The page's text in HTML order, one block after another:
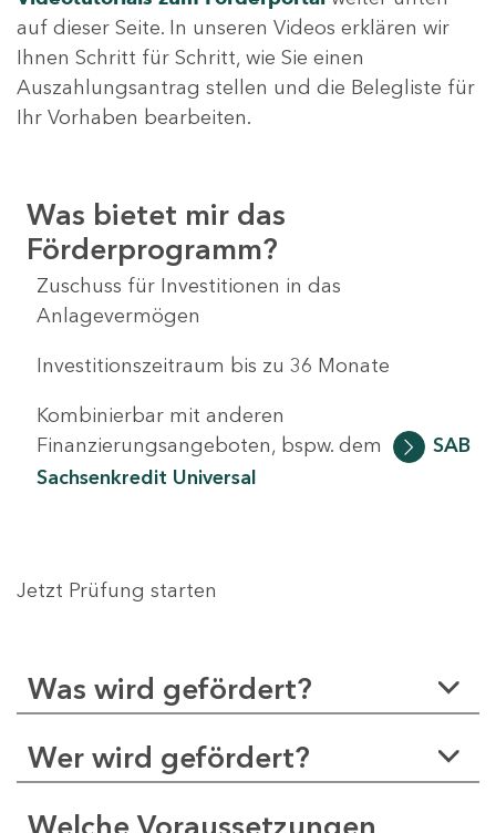
auf dieser Seite. In unseren Videos erklären wir
Ihnen Schritt für Schritt, wie Sie einen
Auszahlungsantrag stellen und die Belegliste für
Ihr Vorhaben bearbeiten.
Was bietet mir das
Förderprogramm?
Zuschuss für Investitionen in das
Anlagevermögen
Investitionszeitraum bis zu 36 Monate
Kombinierbar mit anderen
Finanzierungsangeboten, bspw. dem
SAB
Sachsenkredit Universal
Jetzt Prüfung starten
Was wird gefördert?
Wer wird gefördert?
Welche Voraussetzungen